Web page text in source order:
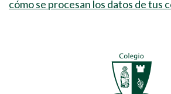
cómo se procesan los datos de tus